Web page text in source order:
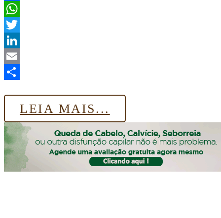
Facebook
WhatsApp
Twitter
LinkedIn
Email
LEIA MAIS...